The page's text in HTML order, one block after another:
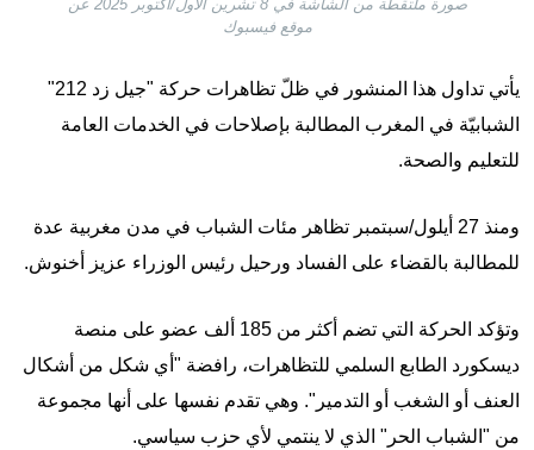
صورة ملتقطة من الشاشة في 8 تشرين الأول/أكتوبر 2025 عن
موقع فيسبوك
يأتي تداول هذا المنشور في ظلّ تظاهرات حركة "جيل زد 212"
الشبابيّة في المغرب المطالبة بإصلاحات في الخدمات العامة
للتعليم والصحة.
ومنذ 27 أيلول/سبتمبر تظاهر مئات الشباب في مدن مغربية عدة
للمطالبة بالقضاء على الفساد ورحيل رئيس الوزراء عزيز أخنوش.
وتؤكد الحركة التي تضم أكثر من 185 ألف عضو على منصة
ديسكورد الطابع السلمي للتظاهرات، رافضة "أي شكل من أشكال
العنف أو الشغب أو التدمير". وهي تقدم نفسها على أنها مجموعة
من "الشباب الحر" الذي لا ينتمي لأي حزب سياسي.